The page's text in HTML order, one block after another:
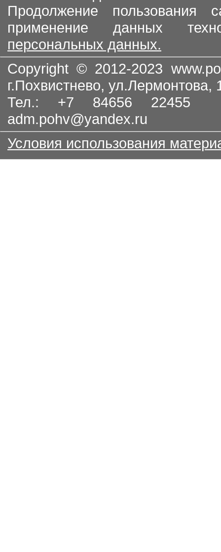
Продолжение пользования
применение данных
персональных данных.
Copyright © 2012-2023
г.Похвистнево, ул.Лермонтова,
Тел.: +7 84656
adm.pohv@yandex.ru
Условия использования